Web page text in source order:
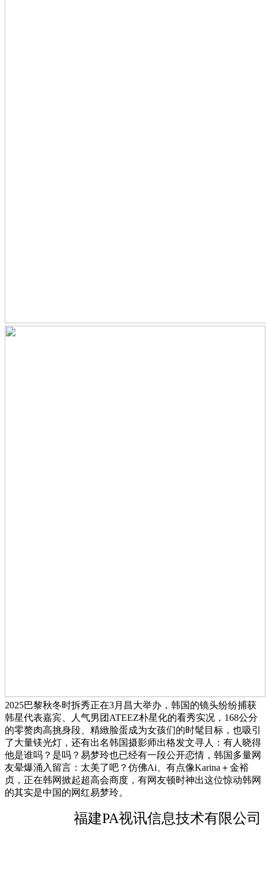
2025巴黎秋冬时拆秀正在3月昌大举办，韩国的镜头纷纷捕获
韩星代表嘉宾、人气男团ATEEZ朴星化的看秀实况，168公分
的零赘肉高挑身段、精緻脸蛋成为女孩们的时髦目标，也吸引
了大量镁光灯，还有出名韩国摄影师出格发文寻人：有人晓得
他是谁吗？是吗？易梦玲也已经有一段公开恋情，韩国多量网
友晕爆涌入留言：太美了吧？仿佛Ai、有点像Karina＋金裕
贞，正在韩网掀起超高会商度，有网友顿时神出这位惊动韩网
的其实是中国的网红易梦玲。
福建PA视讯信息技术有限公司